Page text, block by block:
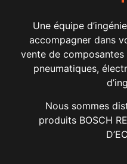
Une équipe
accompagner dans
vente de
pneumatiques,
Nous sommes
produits BOSCH